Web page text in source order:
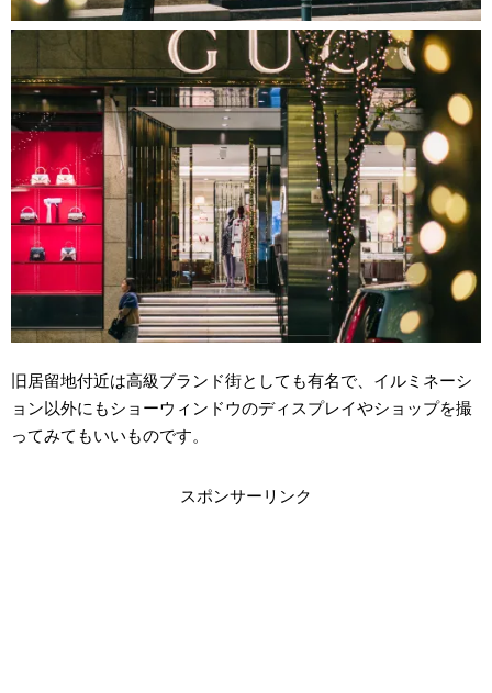
旧居留地付近は高級ブランド街としても有名で、イルミネーシ
ョン以外にもショーウィンドウのディスプレイやショップを撮
ってみてもいいものです。
スポンサーリンク